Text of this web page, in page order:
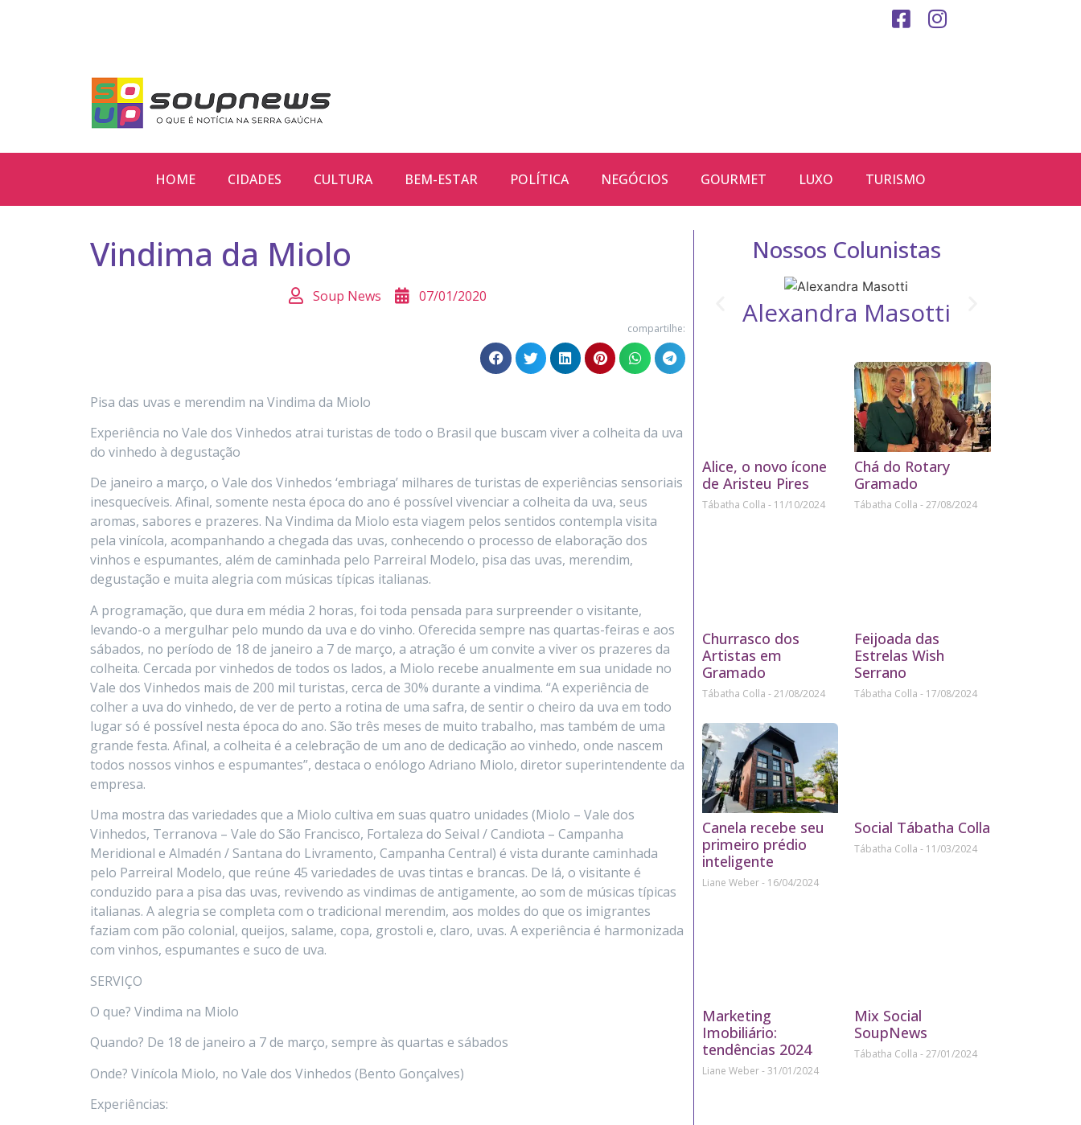
HOME CIDADES CULTURA BEM-ESTAR POLÍTICA NEGÓCIOS GOURMET LUXO TURISMO
Vindima da Miolo
Soup News 07/01/2020
compartilhe:
Pisa das uvas e merendim na Vindima da Miolo
Experiência no Vale dos Vinhedos atrai turistas de todo o Brasil que buscam viver a colheita da uva
do vinhedo à degustação
De janeiro a março, o Vale dos Vinhedos ‘embriaga’ milhares de turistas de experiências sensoriais
inesquecíveis. Afinal, somente nesta época do ano é possível vivenciar a colheita da uva, seus
aromas, sabores e prazeres. Na Vindima da Miolo esta viagem pelos sentidos contempla visita
pela vinícola, acompanhando a chegada das uvas, conhecendo o processo de elaboração dos
vinhos e espumantes, além de caminhada pelo Parreiral Modelo, pisa das uvas, merendim,
degustação e muita alegria com músicas típicas italianas.
A programação, que dura em média 2 horas, foi toda pensada para surpreender o visitante,
levando-o a mergulhar pelo mundo da uva e do vinho. Oferecida sempre nas quartas-feiras e aos
sábados, no período de 18 de janeiro a 7 de março, a atração é um convite a viver os prazeres da
colheita. Cercada por vinhedos de todos os lados, a Miolo recebe anualmente em sua unidade no
Vale dos Vinhedos mais de 200 mil turistas, cerca de 30% durante a vindima. “A experiência de
colher a uva do vinhedo, de ver de perto a rotina de uma safra, de sentir o cheiro da uva em todo
lugar só é possível nesta época do ano. São três meses de muito trabalho, mas também de uma
grande festa. Afinal, a colheita é a celebração de um ano de dedicação ao vinhedo, onde nascem
todos nossos vinhos e espumantes”, destaca o enólogo Adriano Miolo, diretor superintendente da
empresa.
Uma mostra das variedades que a Miolo cultiva em suas quatro unidades (Miolo – Vale dos
Vinhedos, Terranova – Vale do São Francisco, Fortaleza do Seival / Candiota – Campanha
Meridional e Almadén / Santana do Livramento, Campanha Central) é vista durante caminhada
pelo Parreiral Modelo, que reúne 45 variedades de uvas tintas e brancas. De lá, o visitante é
conduzido para a pisa das uvas, revivendo as vindimas de antigamente, ao som de músicas típicas
italianas. A alegria se completa com o tradicional merendim, aos moldes do que os imigrantes
faziam com pão colonial, queijos, salame, copa, grostoli e, claro, uvas. A experiência é harmonizada
com vinhos, espumantes e suco de uva.
SERVIÇO
O que? Vindima na Miolo
Quando? De 18 de janeiro a 7 de março, sempre às quartas e sábados
Onde? Vinícola Miolo, no Vale dos Vinhedos (Bento Gonçalves)
Experiências:
Nossos Colunistas
Alexandra Masotti
Alice, o novo ícone
de Aristeu Pires
Tábatha Colla 11/10/2024
Chá do Rotary
Gramado
Tábatha Colla 27/08/2024
Churrasco dos
Artistas em
Gramado
Tábatha Colla 21/08/2024
Feijoada das
Estrelas Wish
Serrano
Tábatha Colla 17/08/2024
Canela recebe seu
primeiro prédio
inteligente
Liane Weber 16/04/2024
Social Tábatha Colla
Tábatha Colla 11/03/2024
Marketing
Imobiliário:
tendências 2024
Liane Weber 31/01/2024
Mix Social
SoupNews
Tábatha Colla 27/01/2024